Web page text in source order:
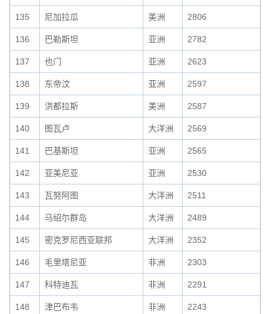
135 尼加拉瓜 美洲 2806
136 巴勒斯坦 亚洲 2782
137 也门 亚洲 2623
138 东帝汶 亚洲 2597
139 洪都拉斯 美洲 2587
140 图瓦卢 大洋洲 2569
141 巴基斯坦 亚洲 2565
142 亚美尼亚 亚洲 2530
143 瓦努阿图 大洋洲 2511
144 马绍尔群岛 大洋洲 2489
145 密克罗尼西亚联邦 大洋洲 2352
146 毛里塔尼亚 非洲 2303
147 科特迪瓦 非洲 2291
148 津巴布韦 非洲 2243